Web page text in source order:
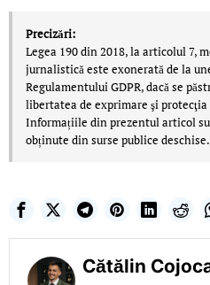
Precizări:
Legea 190 din 2018, la articolul 7,
jurnalistică este exonerată de la
Regulamentului GDPR, dacă se
libertatea de exprimare şi
Informațiile din prezentul articol
obținute din surse publice deschise.
Cătălin